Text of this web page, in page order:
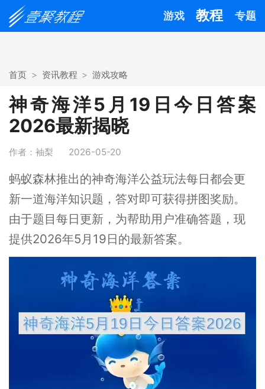
游戏 教程 专题
首页 资讯教程 游戏攻略
神奇海洋5月19日今日答案
2026最新揭晓
作者：袖梨 2026-05-20
蚂蚁森林推出的神奇海洋公益玩法每日都会更
新一道海洋知识题，答对即可获得拼图奖励。
由于题目每日更新，为帮助用户准确答题，现
提供2026年5月19日的最新答案。